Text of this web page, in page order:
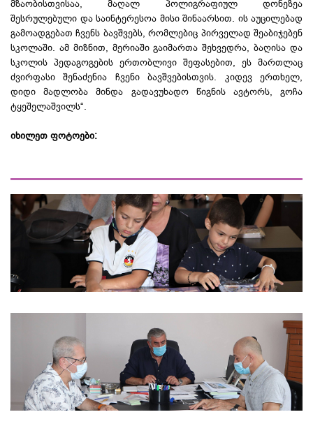
მზაობისთვისაა, მაღალ პოლიგრაფიულ დონეზეა
შესრულებული და საინტერესოა მისი შინაარსით. ის აუცილებად
გამოადგებათ ჩვენს ბავშვებს, რომლებიც პირველად შეაბიჯებენ
სკოლაში. ამ მიზნით, მერიაში გაიმართა შეხვედრა, ბაღისა და
სკოლის პედაგოგების ერთობლივი შეფასებით, ეს მართლაც
ძვირფასი შენაძენია ჩვენი ბავშვებისთვის. კიდევ ერთხელ,
დიდი მადლობა მინდა გადავუხადო წიგნის ავტორს, გოჩა
ტყეშელაშვილს“.
იხილეთ ფოტოები: